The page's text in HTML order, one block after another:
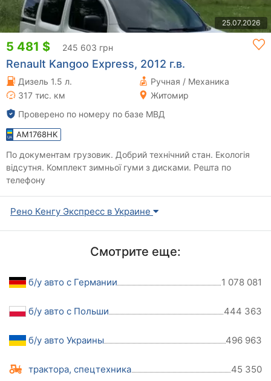
25.07.2026
5 481 $ 245 603 грн
Renault Kangoo Express, 2012 г.в.
Дизель 1.5 л.
Ручная / Механика
317 тис. км
Житомир
Проверено по номеру по базе МВД
AM1768HK
По документам грузовик. Добрий технічний стан. Екологія
відсутня. Комплект зимньої гуми з дисками. Решта по
телефону
Рено Кенгу Экспресс в Украине
Смотрите еще:
б/у авто с Германии 1 078 081
б/у авто с Польши 444 363
б/у авто Украины 496 963
трактора, спецтехника 45 350